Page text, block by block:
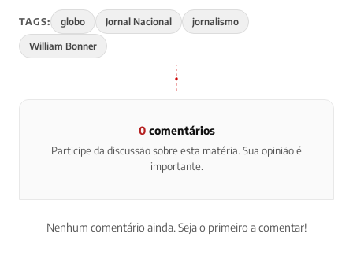
TAGS: globo Jornal Nacional jornalismo
William Bonner
0comentários
Participe da discussão sobre esta matéria. Sua opinião é
importante.
Nenhum comentário ainda. Seja o primeiro a comentar!